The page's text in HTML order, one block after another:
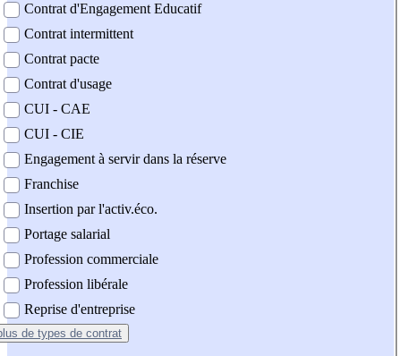
Contrat d'Engagement Educatif
Contrat intermittent
Contrat pacte
Contrat d'usage
CUI - CAE
CUI - CIE
Engagement à servir dans la réserve
Franchise
Insertion par l'activ.éco.
Portage salarial
Profession commerciale
Profession libérale
Reprise d'entreprise
de types de contrat